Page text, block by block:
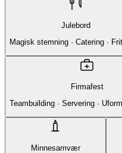
Julebord
Magisk stemning · Catering ·
Firmafest
Teambuilding · Servering ·
Minnesamvær